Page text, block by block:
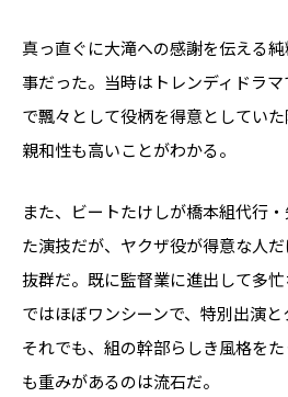
真っ直ぐに大滝への感謝を伝える
事だった。当時はトレンディドラ
で飄々として役柄を得意としてい
親和性も高いことがわかる。
また、ビートたけしが橋本組代行
た演技だが、ヤクザ役が得意な人
抜群だ。既に監督業に進出して多
ではほぼワンシーンで、特別出演と
それでも、組の幹部らしき風格を
も重みがあるのは流石だ。